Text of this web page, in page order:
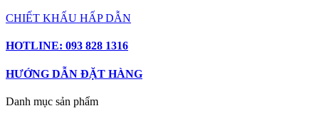
CHIẾT KHẤU HẤP DẪN
HOTLINE: 093 828 1316
HƯỚNG DẪN ĐẶT HÀNG
Danh mục sản phẩm